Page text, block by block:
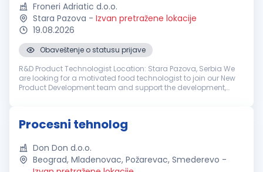
Froneri Adriatic d.o.o.
Stara Pazova - Izvan pretražene lokacije
19.08.2026
Obaveštenje o statusu prijave
R&D Product Technologist Location: Stara Pazova, Serbia We
are looking for a motivated food technologist to join our New
Product Development team and support the development,
Procesni tehnolog
Don Don d.o.o.
Beograd, Mladenovac, Požarevac, Smederevo -